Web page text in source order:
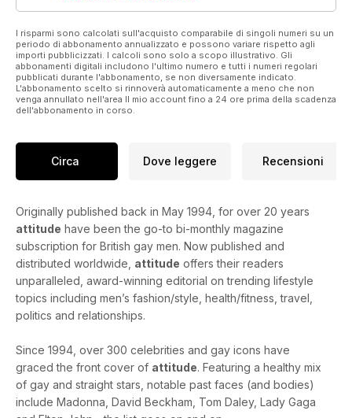
I risparmi sono calcolati sull'acquisto comparabile di singoli numeri su un
periodo di abbonamento annualizzato e possono variare rispetto agli
importi pubblicizzati. I calcoli sono solo a scopo illustrativo. Gli
abbonamenti digitali includono l'ultimo numero e tutti i numeri regolari
pubblicati durante l'abbonamento, se non diversamente indicato.
L'abbonamento scelto si rinnoverà automaticamente a meno che non
venga annullato nell'area Il mio account fino a 24 ore prima della scadenza
dell'abbonamento in corso.
Circa Dove leggere Recensioni
Originally published back in May 1994, for over 20 years
attitude have been the go-to bi-monthly magazine
subscription for British gay men. Now published and
distributed worldwide, attitude offers their readers
unparalleled, award-winning editorial on trending lifestyle
topics including men’s fashion/style, health/fitness, travel,
politics and relationships.
Since 1994, over 300 celebrities and gay icons have
graced the front cover of attitude. Featuring a healthy mix
of gay and straight stars, notable past faces (and bodies)
include Madonna, David Beckham, Tom Daley, Lady Gaga